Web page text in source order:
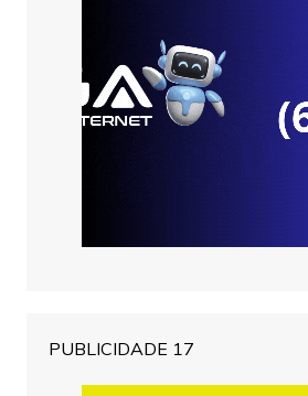
PUBLICIDADE 17